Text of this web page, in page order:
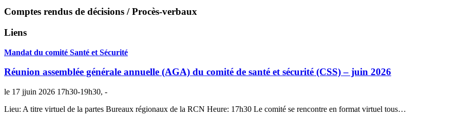
Comptes rendus de décisions / Procès-verbaux
Liens
Mandat du comité Santé et Sécurité
Réunion assemblée générale annuelle (AGA) du comité de santé et sécurité (CSS) – juin 2026
le 17 jjuin 2026 17h30-19h30, -
Lieu: A titre virtuel de la partes Bureaux régionaux de la RCN Heure: 17h30 Le comité se rencontre en format virtuel tous…